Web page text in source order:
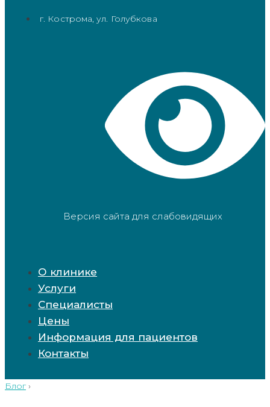
г. Кострома, ул. Голубкова
Версия сайта для слабовидящих
О клинике
Услуги
Специалисты
Цены
Информация для пациентов
Контакты
Блог ›